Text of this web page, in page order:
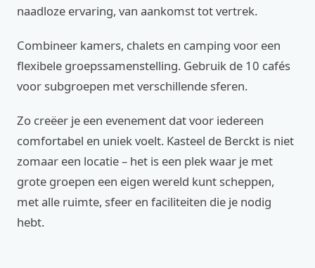
naadloze ervaring, van aankomst tot vertrek.
Combineer kamers, chalets en camping voor een
flexibele groepssamenstelling. Gebruik de 10 cafés
voor subgroepen met verschillende sferen.
Zo creëer je een evenement dat voor iedereen
comfortabel en uniek voelt. Kasteel de Berckt is niet
zomaar een locatie – het is een plek waar je met
grote groepen een eigen wereld kunt scheppen,
met alle ruimte, sfeer en faciliteiten die je nodig
hebt.